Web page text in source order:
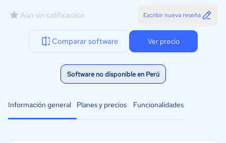
Aún sin calificación Escribir nueva reseña
Comparar software Ver precio
Software no disponible en Perú
Información general Planes y precios Funcionalidades